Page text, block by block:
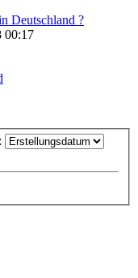
Deutschland ?
00:17